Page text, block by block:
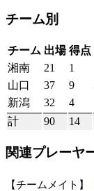
チーム別
チーム 出場 得点
湘南
21 1
山口
37 9
新潟
32 4
計
90 14
関連プレーヤ
チームメイト